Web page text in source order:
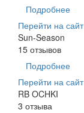
Подробнее
Перейти на сайт
Sun-Season
15 отзывов
Подробнее
Перейти на сайт
RB OCHKI
3 отзыва